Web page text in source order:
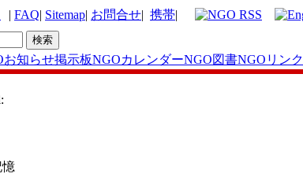
| FAQ| Sitemap| お問合せ| 携帯|
お知らせ掲示板NGOカレンダーNGO図書NGOリンク
憶